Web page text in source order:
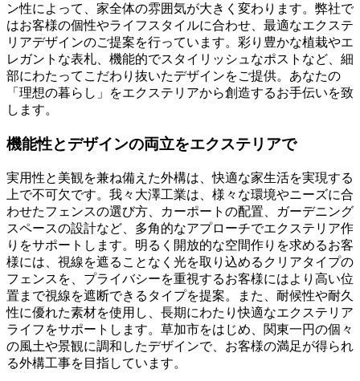
ン性によって、家全体の雰囲気が大きく変わります。弊社で
はお客様の個性やライフスタイルに合わせ、最適なエクステ
リアデザインのご提案を行っています。彩り豊かな植栽やエ
レガントな表札、機能的でスタイリッシュなポストなど、細
部にわたってこだわり抜いたデザインをご提供。あなたの
「理想の暮らし」をエクステリアから創造するお手伝いを致
します。
機能性とデザインの両立をエクステリアで
実用性と美観を兼ね備えた外構は、快適な家生活を実現する
上で不可欠です。我々大澤工業は、様々な環境やニーズに合
わせたフェンスの選び方、カーポートの配置、ガーデニング
スペースの設計など、多角的なアプローチでエクステリア作
りをサポートします。明るく開放的な空間作りを求めるお客
様には、視線を遮ることなく光を取り込めるクリアタイプの
フェンスを、プライバシーを重視するお客様にはより高い位
置まで視線を遮断できるタイプを提案。また、耐候性や耐久
性に優れた素材を使用し、長期にわたり快適なエクステリア
ライフをサポートします。草加市をはじめ、関東一円の個々
の風土や景観に調和したデザインで、お客様の満足が得られ
る外構工事を目指しています。